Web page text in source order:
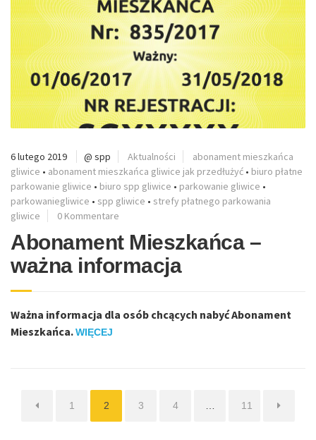
6 lutego 2019 @ spp Aktualności
abonament mieszkańca
gliwice • abonament mieszkańca gliwice jak przedłużyć • biuro płatne
parkowanie gliwice • biuro spp gliwice • parkowanie gliwice •
parkowaniegliwice • spp gliwice • strefy płatnego parkowania
gliwice
0 Kommentare
Abonament Mieszkańca –
ważna informacja
Ważna informacja dla osób chcących nabyć Abonament
Mieszkańca.WIĘCEJ
Strona
1 Strona
2 Strona
3 Strona
4 … Strona
11